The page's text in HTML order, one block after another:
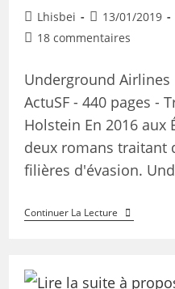
Lhisbei 13/01/2019
18 commentaires
Underground Airlines
ActuSF - 440 pages -
Holstein En 2016 aux
deux romans traitant
filières d'évasion.
Continuer La Lecture